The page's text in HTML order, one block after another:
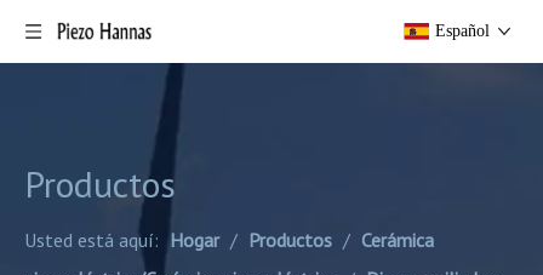
Español
Productos
Usted está aquí: Hogar / Productos / Cerámica